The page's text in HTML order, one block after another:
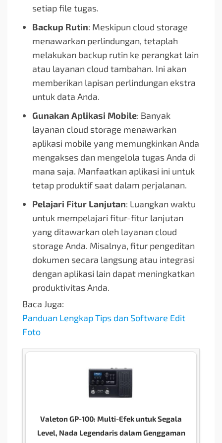
setiap file tugas.
Backup Rutin: Meskipun cloud storage
menawarkan perlindungan, tetaplah
melakukan backup rutin ke perangkat lain
atau layanan cloud tambahan. Ini akan
memberikan lapisan perlindungan ekstra
untuk data Anda.
Gunakan Aplikasi Mobile: Banyak
layanan cloud storage menawarkan
aplikasi mobile yang memungkinkan Anda
mengakses dan mengelola tugas Anda di
mana saja. Manfaatkan aplikasi ini untuk
tetap produktif saat dalam perjalanan.
Pelajari Fitur Lanjutan: Luangkan waktu
untuk mempelajari fitur-fitur lanjutan
yang ditawarkan oleh layanan cloud
storage Anda. Misalnya, fitur pengeditan
dokumen secara langsung atau integrasi
dengan aplikasi lain dapat meningkatkan
produktivitas Anda.
Baca Juga:
Panduan Lengkap Tips dan Software Edit
Foto
Valeton GP-100: Multi-Efek untuk Segala
Level, Nada Legendaris dalam Genggaman